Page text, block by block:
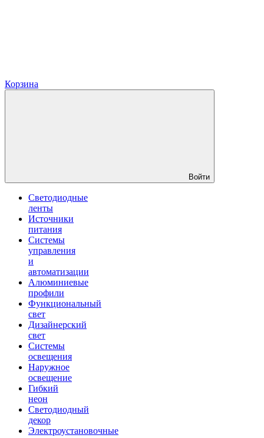
Корзина
Войти
Светодиодные
ленты
Источники
питания
Системы
управления
и
автоматизации
Алюминиевые
профили
Функциональный
свет
Дизайнерский
свет
Системы
освещения
Наружное
освещение
Гибкий
неон
Светодиодный
декор
Электроустановочные